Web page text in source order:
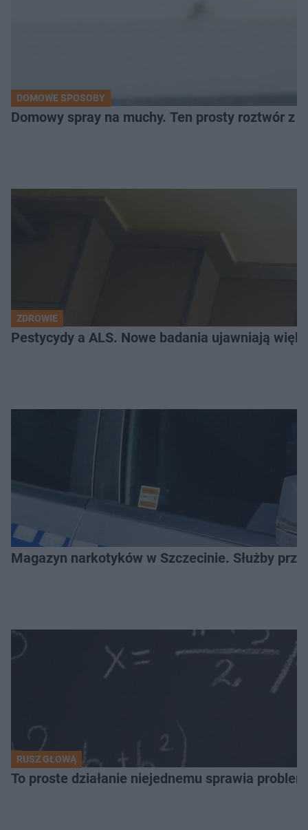
DOMOWE SPOSOBY
Domowy spray na muchy. Ten prosty roztwór z
ZDROWIE
Pestycydy a ALS. Nowe badania ujawniają
Magazyn narkotyków w Szczecinie. Służby
RUSZ GŁOWĄ
To proste działanie niejednemu sprawia